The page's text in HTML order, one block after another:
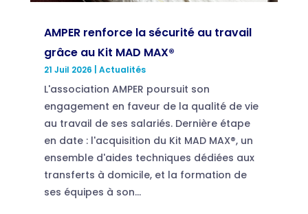
AMPER renforce la sécurité au travail
grâce au Kit MAD MAX®
21 Juil 2026 Actualités
L'association AMPER poursuit son
engagement en faveur de la qualité de vie
au travail de ses salariés. Dernière étape
en date : l'acquisition du Kit MAD MAX®, un
ensemble d'aides techniques dédiées aux
transferts à domicile, et la formation de
ses équipes à son...